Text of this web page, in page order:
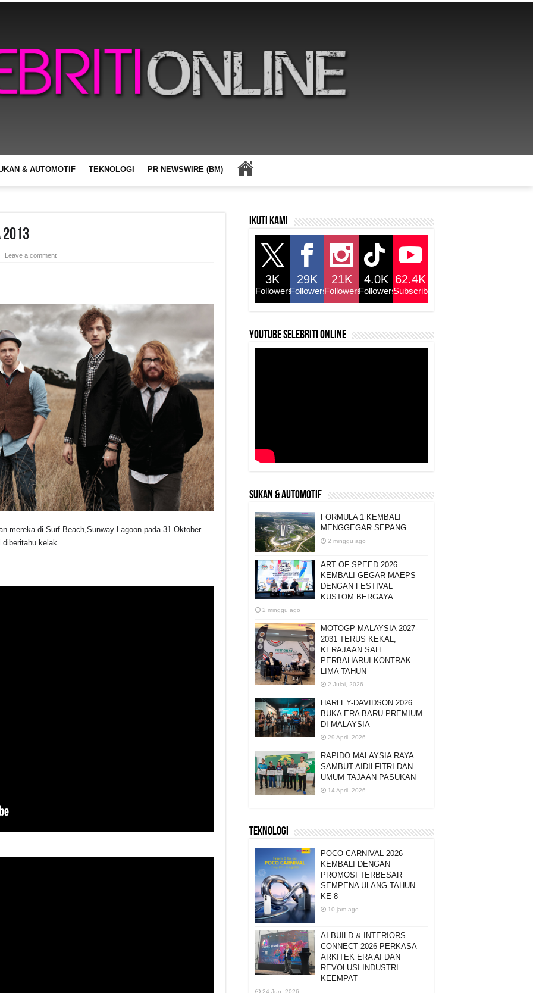
& AUTOMOTIF TEKNOLOGI PR NEWSWIRE (BM)
2013
Leave a comment
mereka di Surf Beach,Sunway Lagoon pada 31 Oktober
kelak.
Ikuti kami
3K
Followers
29K
Followers
21K
Followers
4.0K
Followers
62.4K
Subscribers
YouTube selebriti online
SUKAN & AUTOMOTIF
FORMULA 1 KEMBALI
MENGGEGAR SEPANG
2 minggu ago
ART OF SPEED 2026
KEMBALI GEGAR MAEPS
DENGAN FESTIVAL
KUSTOM BERGAYA
2 minggu ago
MOTOGP MALAYSIA 2027-
2031 TERUS KEKAL,
KERAJAAN SAH
PERBAHARUI KONTRAK
LIMA TAHUN
2 Julai, 2026
HARLEY-DAVIDSON 2026
BUKA ERA BARU PREMIUM
DI MALAYSIA
29 April, 2026
RAPIDO MALAYSIA RAYA
SAMBUT AIDILFITRI DAN
UMUM TAJAAN PASUKAN
14 April, 2026
TEKNOLOGI
POCO CARNIVAL 2026
KEMBALI DENGAN
PROMOSI TERBESAR
SEMPENA ULANG TAHUN
KE-8
10 jam ago
AI BUILD & INTERIORS
CONNECT 2026 PERKASA
ARKITEK ERA AI DAN
REVOLUSI INDUSTRI
KEEMPAT
24 Jun, 2026